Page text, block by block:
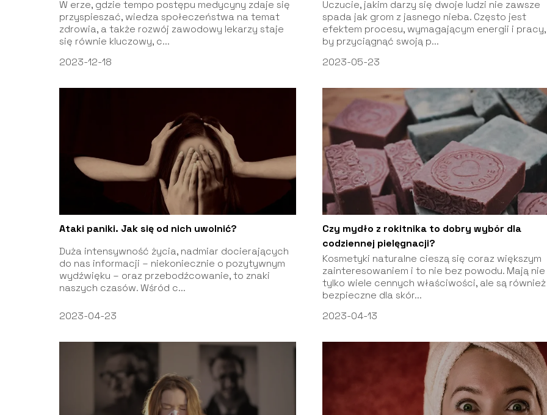
W erze, gdzie tempo postępu medycyny zdaje się
przyspieszać, wiedza społeczeństwa na temat
zdrowia, a także rozwój zawodowy lekarzy staje
się równie kluczowy, c...
2023-12-18
Uczucie, jakim darzy się dwoje ludzi nie zawsze
spada jak grom z jasnego nieba. Często jest
efektem procesu, wymagającym energii i pracy,
by przyciągnąć swoją p...
2023-05-23
Ataki paniki. Jak się od nich uwolnić?
Duża intensywność życia, nadmiar docierających
do nas informacji – niekoniecznie o pozytywnym
wydźwięku – oraz przebodźcowanie, to znaki
naszych czasów. Wśród c...
2023-04-23
Czy mydło z rokitnika to dobry wybór dla
codziennej pielęgnacji?
Kosmetyki naturalne cieszą się coraz większym
zainteresowaniem i to nie bez powodu. Mają nie
tylko wiele cennych właściwości, ale są również
bezpieczne dla skór...
2023-04-13